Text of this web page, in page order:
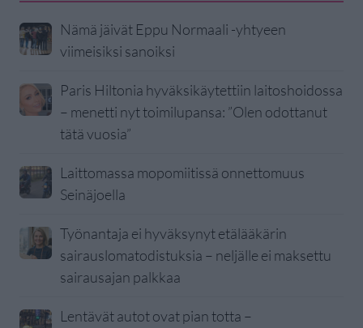
Nämä jäivät Eppu Normaali -yhtyeen
viimeisiksi sanoiksi
Paris Hiltonia hyväksikäytettiin laitoshoidossa
– menetti nyt toimilupansa: ”Olen odottanut
tätä vuosia”
Laittomassa mopomiitissä onnettomuus
Seinäjoella
Työnantaja ei hyväksynyt etälääkärin
sairauslomatodistuksia – neljälle ei maksettu
sairausajan palkkaa
Lentävät autot ovat pian totta –